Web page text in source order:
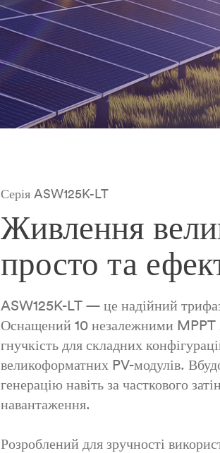
Серія ASW125K-LT
Живлення
просто та
ASW125K-LT — це надійний
Оснащений 10 незалежними MPPT
гнучкість для складних
великоформатних PV-модулів.
генерацію навіть за часткового
навантаження.
Розроблений для зручності